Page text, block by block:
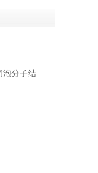
泡分子结